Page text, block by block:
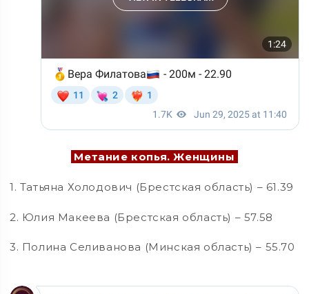
Метание копья. Женщины
1. Татьяна Холодович (Брестская область) – 61.39
2. Юлия Макеева (Брестская область) – 57.58
3. Полина Селиванова (Минская область) – 55.70